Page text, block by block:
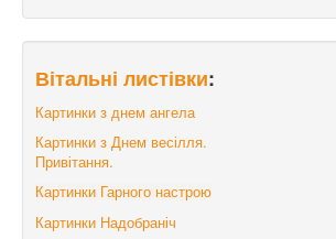
Вітальні листівки:
Картинки з днем ангела
Картинки з Днем весілля.
Привітання.
Картинки Гарного настрою
Картинки Надобраніч